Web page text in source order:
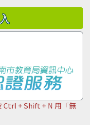
Ctrl + Shift + N 用「無